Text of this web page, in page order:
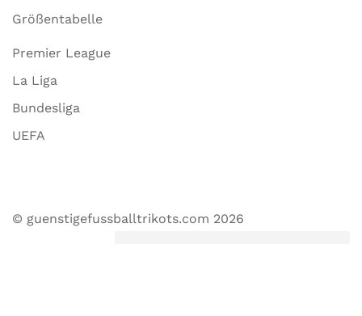
Größentabelle
Premier League
La Liga
Bundesliga
UEFA
© guenstigefussballtrikots.com 2026